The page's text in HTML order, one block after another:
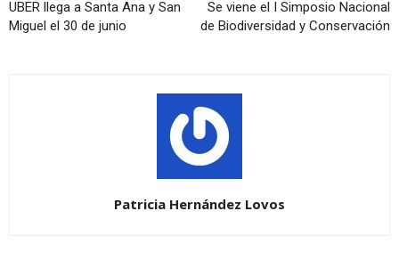
UBER llega a Santa Ana y San
Miguel el 30 de junio
Se viene el I Simposio Nacional
de Biodiversidad y Conservación
Patricia Hernández Lovos